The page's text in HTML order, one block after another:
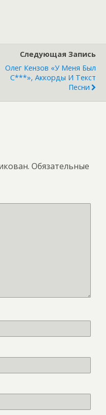
Следующая Запись
Олег Кензов «У Меня Был
С***», Аккорды И Текст
Песни
Обязательные